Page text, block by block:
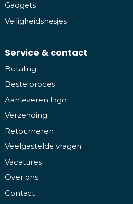
Gadgets
Veiligheidshesjes
Service & contact
Betaling
Bestelproces
Aanleveren logo
Verzending
Retourneren
Veelgestelde vragen
Vacatures
Over ons
Contact